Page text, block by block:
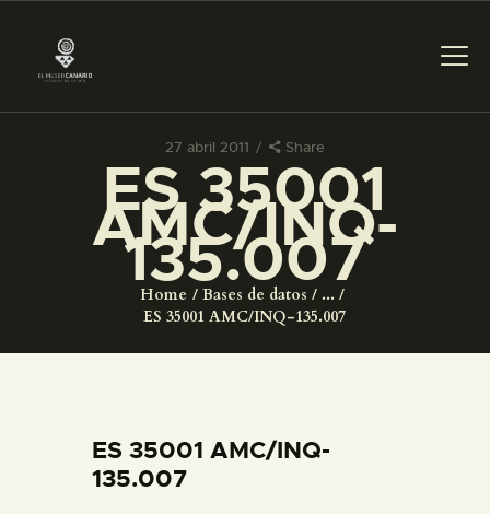
27 abril 2011 Share
ES 35001
AMC/INQ-
135.007
Home Bases de datos
...
ES 35001 AMC/INQ-135.007
PREPARAR LA VISITA
ACTIVIDADES
COLECCIONES
ES 35001 AMC/INQ-
135.007